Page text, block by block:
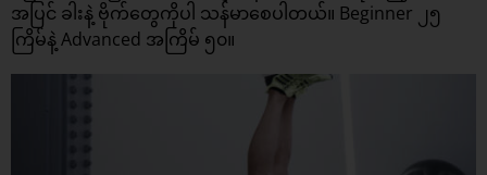
အပြင် ခါးနဲ့ ဗိုက်တွေကိုပါ သန်မာစေပါတယ်။ Beginner ၂၅
ကြိမ်နဲ့ Advanced အကြိမ် ၅၀။